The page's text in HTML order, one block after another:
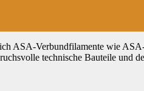
ASA-Verbundfilamente wie
technische Bauteile und